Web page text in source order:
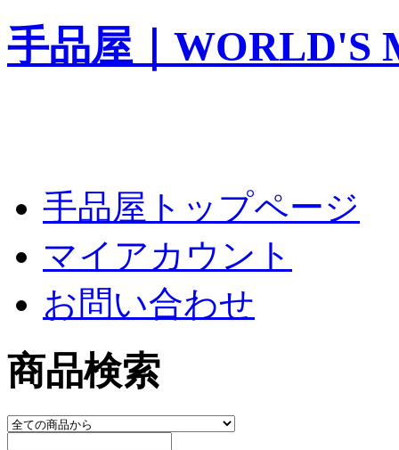
手品屋｜WORLD'S
手品屋トップページ
マイアカウント
お問い合わせ
商品検索